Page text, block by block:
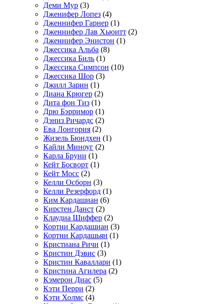
Деми Мур (3)
Дженифер Лопез (4)
Дженнифер Гарнер (1)
Дженнифер Лав Хьюитт (2)
Дженнифер Энистон (1)
Джессика Альба (8)
Джессика Биль (1)
Джессика Симпсон (10)
Джессика Шор (3)
Джилл Зарин (1)
Диана Крюгер (2)
Дита фон Тиз (1)
Дрю Бэрримор (1)
Дэниз Ричардс (2)
Ева Лонгория (2)
Жизель Бюндхен (1)
Кайли Миноуг (2)
Карла Бруни (1)
Кейт Босворт (1)
Кейт Мосс (2)
Келли Осборн (3)
Келли Резерфорд (1)
Ким Кардашиан (6)
Кирстен Данст (2)
Клаудиа Шиффер (2)
Кортни Кардашиан (3)
Кортни Кардашьян (1)
Кристиана Ричи (1)
Кристин Дэвис (3)
Кристин Каваллари (1)
Кристина Агилера (2)
Кэмерон Диас (5)
Кэти Перри (2)
Кэти Холмс (4)